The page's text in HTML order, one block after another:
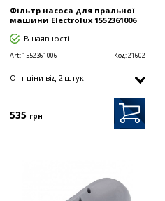
Фільтр насоса для пральної
машини Electrolux 1552361006
В наявності
Art:1552361006 Код:21602
Опт цiни від 2 штук
535 грн